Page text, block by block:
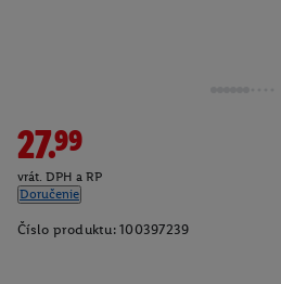
27.99
vrát. DPH a RP
Doručenie
Číslo produktu: 100397239